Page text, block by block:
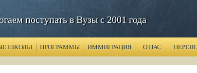
поступать в Вузы с 2001 года
ШКОЛЫ ПРОГРАММЫ ИММИГРАЦИЯ О НАС